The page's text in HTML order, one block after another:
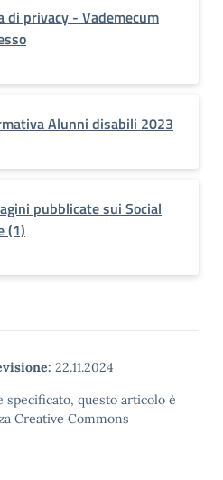
di privacy - Vademecum
Alunni disabili 2023
pubblicate sui Social
(1)
22.11.2024
specificato, questo articolo è
Creative Commons